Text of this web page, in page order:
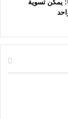
يمكن تسوية